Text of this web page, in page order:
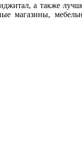
а также
магазины,